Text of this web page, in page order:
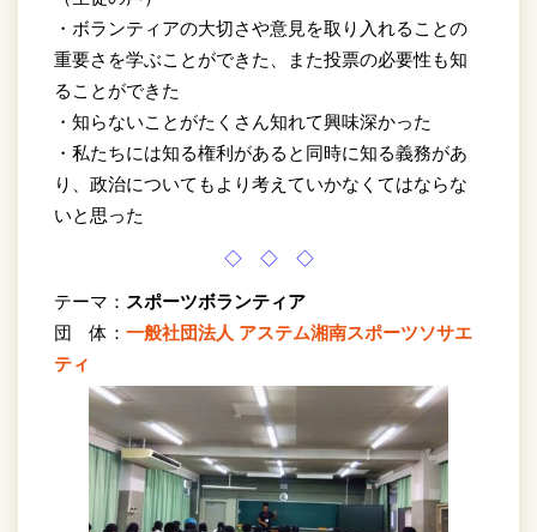
・ボランティアの大切さや意見を取り入れることの
重要さを学ぶことができた、また投票の必要性も知
ることができた
・知らないことがたくさん知れて興味深かった
・私たちには知る権利があると同時に知る義務があ
り、政治についてもより考えていかなくてはならな
いと思った
◇ ◇ ◇
テーマ： スポーツボランティア
団 体： 一般社団法人 アステム湘南スポーツソサエ
ティ